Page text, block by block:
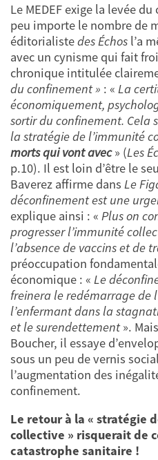
Le MEDEF exige la levée
peu importe le nombre de
éditorialistedes Échos l’a
avec un cynisme qui fait
chronique intitulée
du confinement » : « La
économiquement,
sortir du confinement. Cela
la stratégie de l’immunité
morts qui vont avec» (Les
p.10). Il est loin d’être le
Baverez affirme dans Le
déconfinement est une
explique ainsi : « Plus on
progresser l’immunité
l’absence de vaccins et de
préoccupation
économique : « Le
freinera le redémarrage de
l’enfermant dans la
et le surendettement».
Boucher, il essaye
sous un peu de vernis
l’augmentation des
confinement.
Le retour à la « stratégie
collective » risquerait de
catastrophe sanitaire !